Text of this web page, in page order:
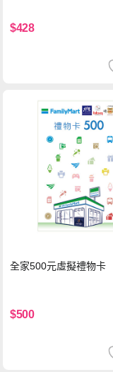
$428
全家500元虛擬禮物卡
$500